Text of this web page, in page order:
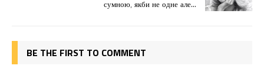
сумною, якби не одне але…
BE THE FIRST TO COMMENT